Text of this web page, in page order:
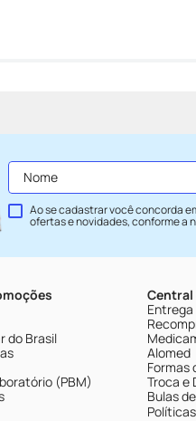
Ao se cadastrar você concorda
ofertas e novidades, conforme a
do Brasil
(PBM)
Central
Entrega
Alomed
Formas
Troca e
Bulas